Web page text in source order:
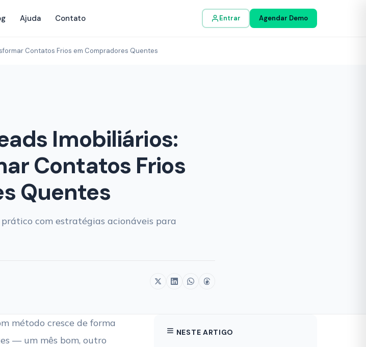
Ajuda Contato Entrar Agendar Demo
Contatos Frios em Compradores Quentes
Imobiliários:
Contatos Frios
Quentes
com estratégias acionáveis para
método cresce de forma
— um mês bom, outro
NESTE ARTIGO